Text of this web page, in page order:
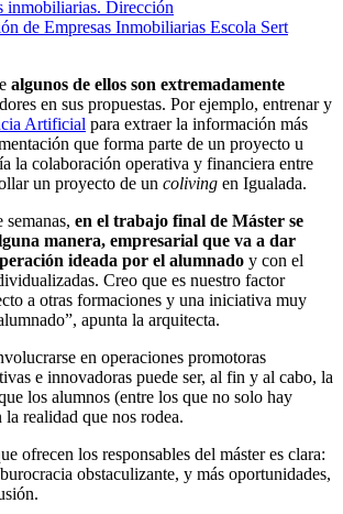
inmobiliarias. Dirección
algunos de ellos son extremadamente
en sus propuestas. Por ejemplo, entrenar y
Artificial para extraer la información más
que forma parte de un proyecto u
la colaboración operativa y financiera entre
un proyecto de un coliving en Igualada.
en el trabajo final de Máster se
manera, empresarial que va a dar
ideada por el alumnado y con el
Creo que es nuestro factor
a otras formaciones y una iniciativa muy
apunta la arquitecta.
en operaciones promotoras
e innovadoras puede ser, al fin y al cabo, la
los alumnos (entre los que no solo hay
realidad que nos rodea.
ofrecen los responsables del máster es clara:
obstaculizante, y más oportunidades,